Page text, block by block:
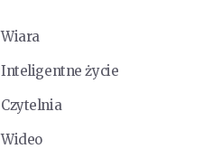
Wiara
Inteligentne życie
Czytelnia
Wideo